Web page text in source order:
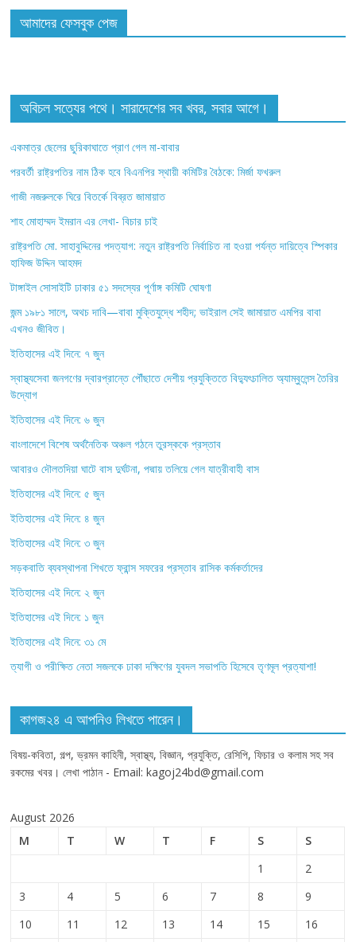
আমাদের ফেসবুক পেজ
অবিচল সত্যের পথে। সারাদেশের সব খবর, সবার আগে।
একমাত্র ছেলের ছুরিকাঘাতে প্রাণ গেল মা-বাবার
পরবর্তী রাষ্ট্রপতির নাম ঠিক হবে বিএনপির স্থায়ী কমিটির বৈঠকে: মির্জা ফখরুল
গাজী নজরুলকে ঘিরে বিতর্কে বিব্রত জামায়াত
শাহ মোহাম্মদ ইমরান এর লেখা- বিচার চাই
রাষ্ট্রপতি মো. সাহাবুদ্দিনের পদত্যাগ: নতুন রাষ্ট্রপতি নির্বাচিত না হওয়া পর্যন্ত দায়িত্বে স্পিকার
হাফিজ উদ্দিন আহমদ
টাঙ্গাইল সোসাইটি ঢাকার ৫১ সদস্যের পূর্ণাঙ্গ কমিটি ঘোষণা
জন্ম ১৯৮১ সালে, অথচ দাবি—বাবা মুক্তিযুদ্ধে শহীদ; ভাইরাল সেই জামায়াত এমপির বাবা
এখনও জীবিত।
ইতিহাসের এই দিনে: ৭ জুন
স্বাস্থ্যসেবা জনগণের দ্বারপ্রান্তে পৌঁছাতে দেশীয় প্রযুক্তিতে বিদ্যুৎচালিত অ্যাম্বুলেন্স তৈরির
উদ্যোগ
ইতিহাসের এই দিনে: ৬ জুন
বাংলাদেশে বিশেষ অর্থনৈতিক অঞ্চল গঠনে তুরস্ককে প্রস্তাব
আবারও দৌলতদিয়া ঘাটে বাস দুর্ঘটনা, পদ্মায় তলিয়ে গেল যাত্রীবাহী বাস
ইতিহাসের এই দিনে: ৫ জুন
ইতিহাসের এই দিনে: ৪ জুন
ইতিহাসের এই দিনে: ৩ জুন
সড়কবাতি ব্যবস্থাপনা শিখতে ফ্রান্স সফরের প্রস্তাব রাসিক কর্মকর্তাদের
ইতিহাসের এই দিনে: ২ জুন
ইতিহাসের এই দিনে: ১ জুন
ইতিহাসের এই দিনে: ৩১ মে
ত্যাগী ও পরীক্ষিত নেতা সজলকে ঢাকা দক্ষিণের যুবদল সভাপতি হিসেবে তৃণমূল প্রত্যাশা!
কাগজ২৪ এ আপনিও লিখতে পারেন।
বিষয়-কবিতা, গল্প, ভ্রমন কাহিনী, স্বাস্থ্য, বিজ্ঞান, প্রযুক্তি, রেসিপি, ফিচার ও কলাম সহ সব
রকমের খবর। লেখা পাঠান - Email: kagoj24bd@gmail.com
August 2026
M
T W T F S S
1
2
3
4 5 6 7 8
9
10
11 12 13 14 15
16